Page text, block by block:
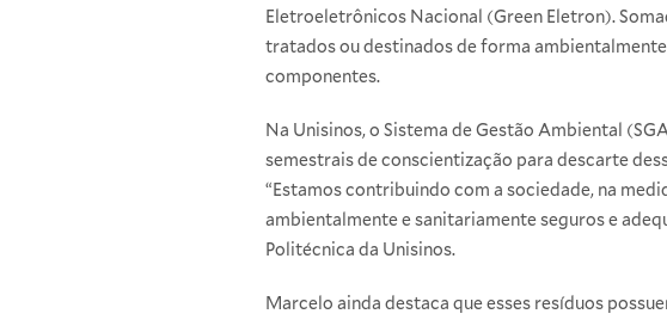
Eletroeletrônicos Nacional (Green Eletron).
tratados ou destinados de forma
componentes.
Na Unisinos, o Sistema de Gestão Ambiental
semestrais de conscientização para descarte
“Estamos contribuindo com a sociedade, na
ambientalmente e sanitariamente seguros e
Politécnica da Unisinos.
Marcelo ainda destaca que esses resíduos